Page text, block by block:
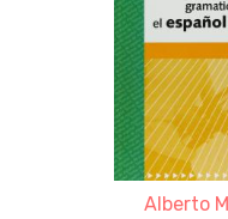
Alberto